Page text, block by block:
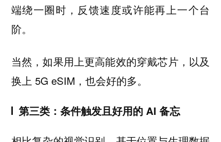
端绕一圈时，反馈速度或许能再上一个台
阶。
当然，如果用上更高能效的穿戴芯片，以及
换上 5G eSIM，也会好的多。
第三类：条件触发且好用的 AI 备忘